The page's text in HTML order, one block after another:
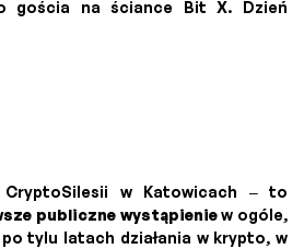
gościa na ściance Bit X. Dzień
w Katowicach – to
publiczne wystąpieniew ogóle,
tylu latach działania w krypto, w